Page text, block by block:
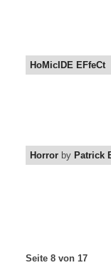
HoMicIDE EFfeCt
Horror by Patrick
Seite 8 von 17